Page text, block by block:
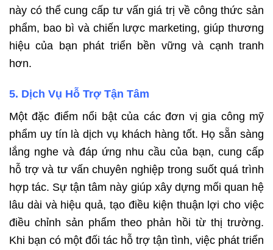
này có thể cung cấp tư vấn giá trị về công thức sản
phẩm, bao bì và chiến lược marketing, giúp thương
hiệu của bạn phát triển bền vững và cạnh tranh
hơn.
5. Dịch Vụ Hỗ Trợ Tận Tâm
Một đặc điểm nổi bật của các đơn vị gia công mỹ
phẩm uy tín là dịch vụ khách hàng tốt. Họ sẵn sàng
lắng nghe và đáp ứng nhu cầu của bạn, cung cấp
hỗ trợ và tư vấn chuyên nghiệp trong suốt quá trình
hợp tác. Sự tận tâm này giúp xây dựng mối quan hệ
lâu dài và hiệu quả, tạo điều kiện thuận lợi cho việc
điều chỉnh sản phẩm theo phản hồi từ thị trường.
Khi bạn có một đối tác hỗ trợ tận tình, việc phát triển